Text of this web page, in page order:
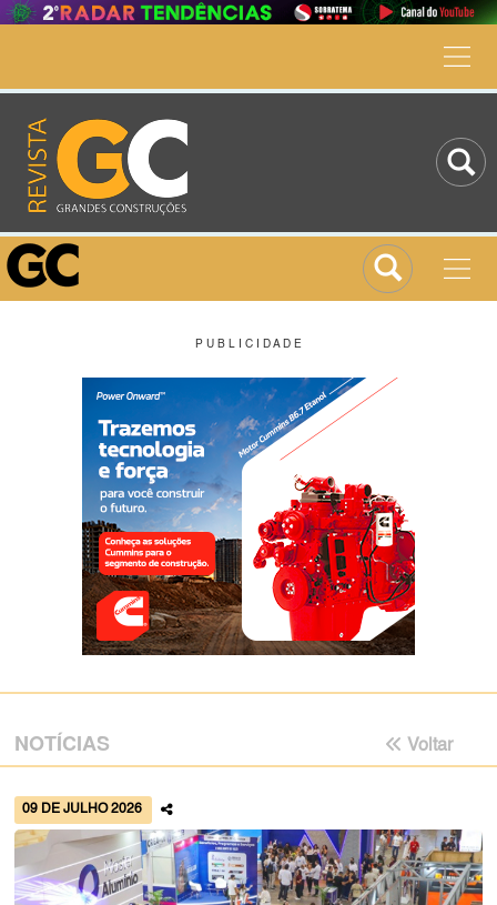
P U B L I C I D A D E
NOTÍCIAS Voltar
09 DE JULHO 2026